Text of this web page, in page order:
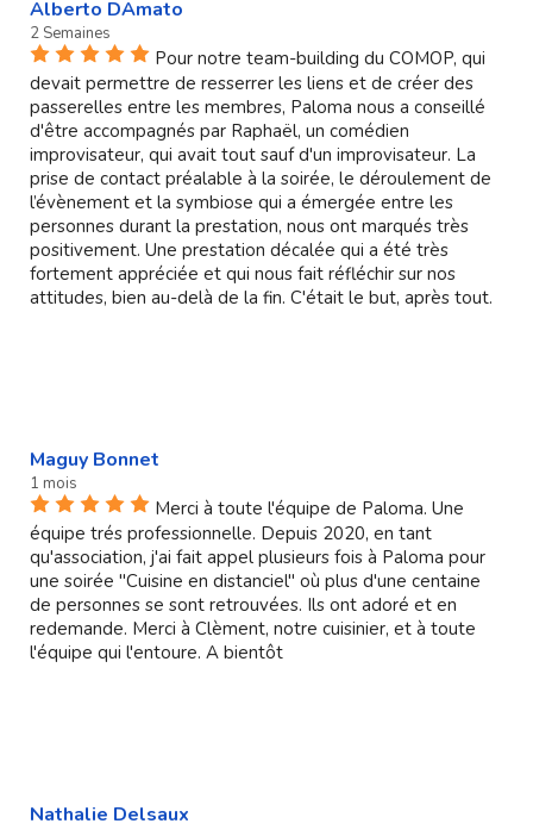
Alberto DAmato
2 Semaines
Pour notre team-building du COMOP, qui
devait permettre de resserrer les liens et de créer des
passerelles entre les membres, Paloma nous a conseillé
d'être accompagnés par Raphaël, un comédien
improvisateur, qui avait tout sauf d'un improvisateur. La
prise de contact préalable à la soirée, le déroulement de
l’évènement et la symbiose qui a émergée entre les
personnes durant la prestation, nous ont marqués très
positivement. Une prestation décalée qui a été très
fortement appréciée et qui nous fait réfléchir sur nos
attitudes, bien au-delà de la fin. C'était le but, après tout.
Maguy Bonnet
1 mois
Merci à toute l'équipe de Paloma. Une
équipe trés professionnelle. Depuis 2020, en tant
qu'association, j'ai fait appel plusieurs fois à Paloma pour
une soirée "Cuisine en distanciel" où plus d'une centaine
de personnes se sont retrouvées. Ils ont adoré et en
redemande. Merci à Clèment, notre cuisinier, et à toute
l'équipe qui l'entoure. A bientôt
Nathalie Delsaux